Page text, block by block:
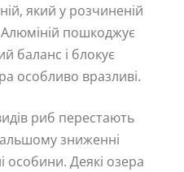
який у розчиненій
пошкоджує
баланс і блокує
особливо вразливі.
риб перестають
зниженні
особини. Деякі озера